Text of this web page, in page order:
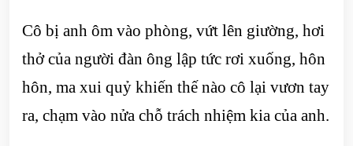
Cô bị anh ôm vào phòng, vứt lên giường, hơi
thở của người đàn ông lập tức rơi xuống, hôn
hôn, ma xui quỷ khiến thế nào cô lại vươn tay
ra, chạm vào nửa chỗ trách nhiệm kia của anh.